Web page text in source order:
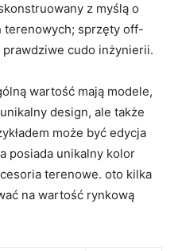
z myślą o
terenowych; sprzęty off-
cudo inżynierii.
wartość mają modele,
design, ale także
może być edycja
posiada unikalny kolor
terenowe. oto kilka
na wartość rynkową